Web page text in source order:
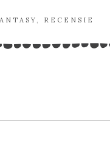
, RECENSIE